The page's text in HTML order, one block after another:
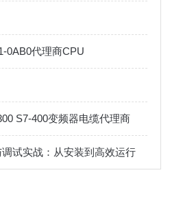
0AB0代理商CPU
S7-400变频器电缆代理商
试实战：从安装到高效运行